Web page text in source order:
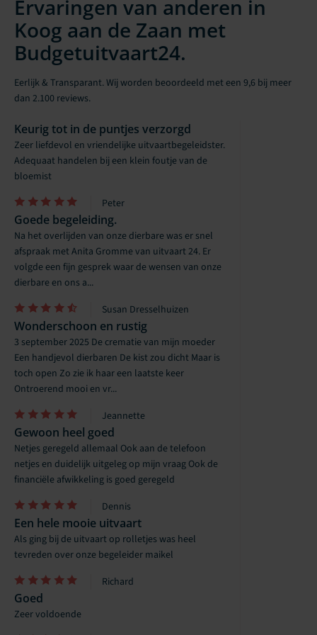
Ervaringen van anderen in
Koog aan de Zaan met
Budgetuitvaart24.
Eerlijk & Transparant. Wij worden beoordeeld met een 9,6 bij meer
dan 2.100 reviews.
Keurig tot in de puntjes verzorgd
Zeer liefdevol en vriendelijke uitvaartbegeleidster.
Adequaat handelen bij een klein foutje van de
bloemist
Peter
Goede begeleiding.
Na het overlijden van onze dierbare was er snel
afspraak met Anita Gromme van uitvaart 24. Er
volgde een fijn gesprek waar de wensen van onze
dierbare en ons a...
Susan Dresselhuizen
Wonderschoon en rustig
3 september 2025 De crematie van mijn moeder
Een handjevol dierbaren De kist zou dicht Maar is
toch open Zo zie ik haar een laatste keer
Ontroerend mooi en vr...
Jeannette
Gewoon heel goed
Netjes geregeld allemaal Ook aan de telefoon
netjes en duidelijk uitgeleg op mijn vraag Ook de
financiële afwikkeling is goed geregeld
Dennis
Een hele mooie uitvaart
Als ging bij de uitvaart op rolletjes was heel
tevreden over onze begeleider maikel
Richard
Goed
Zeer voldoende